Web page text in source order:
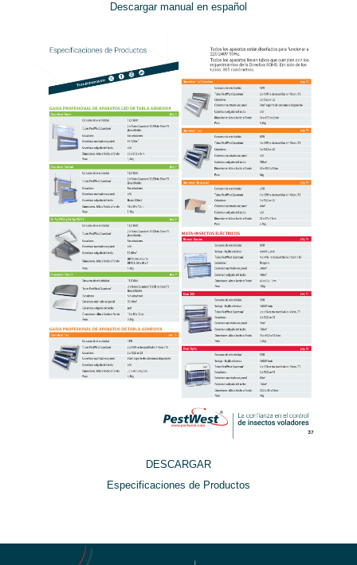
Descargar manual en español
DESCARGAR
Especificaciones de Productos